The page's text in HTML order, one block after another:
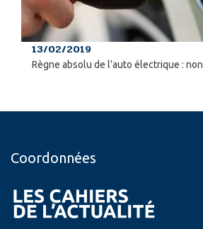
13/02/2019
Règne absolu de l’auto électrique : non
Coordonnées